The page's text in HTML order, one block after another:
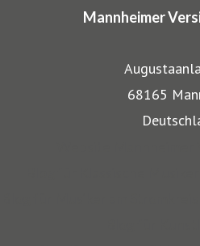
gut wieder: Gerade, wenn
bestehen besondere
Mannheimer
68165